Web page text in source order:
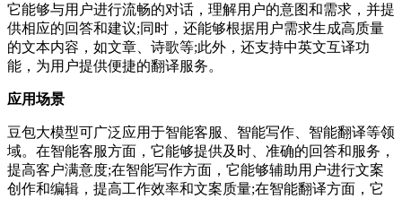
它能够与用户进行流畅的对话，理解用户的意图和需求，并提
供相应的回答和建议;同时，还能够根据用户需求生成高质量
的文本内容，如文章、诗歌等;此外，还支持中英文互译功
能，为用户提供便捷的翻译服务。
应用场景
豆包大模型可广泛应用于智能客服、智能写作、智能翻译等领
域。在智能客服方面，它能够提供及时、准确的回答和服务，
提高客户满意度;在智能写作方面，它能够辅助用户进行文案
创作和编辑，提高工作效率和文案质量;在智能翻译方面，它